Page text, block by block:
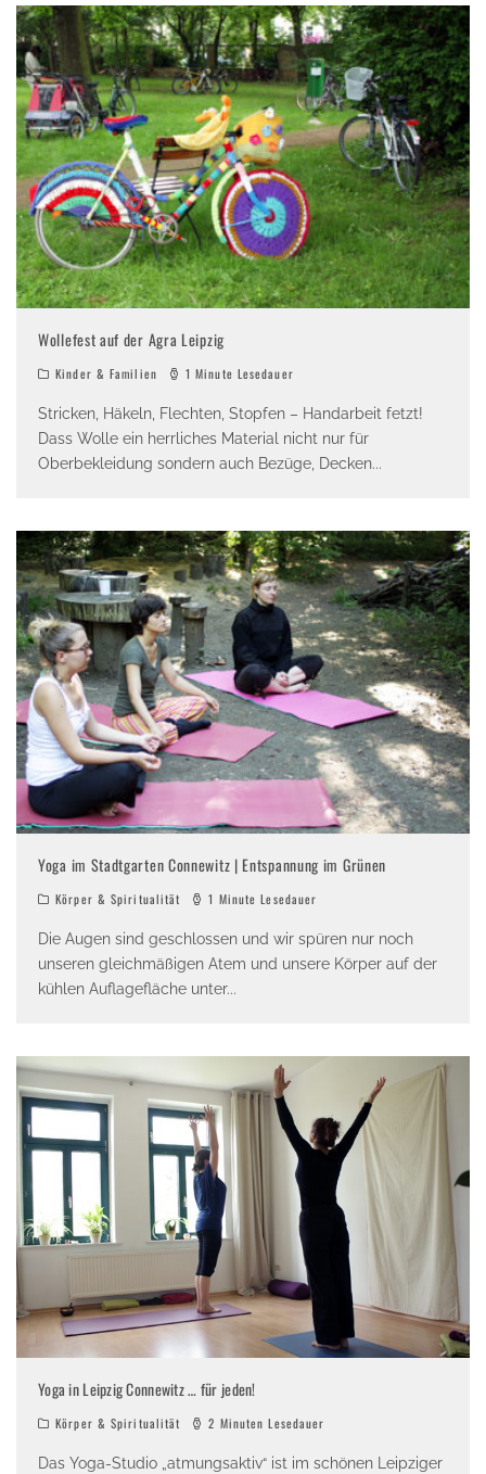
Wollefest auf der Agra Leipzig
Kinder & Familien 1 Minute Lesedauer
Stricken, Häkeln, Flechten, Stopfen – Handarbeit fetzt!
Dass Wolle ein herrliches Material nicht nur für
Oberbekleidung sondern auch Bezüge, Decken...
Yoga im Stadtgarten Connewitz | Entspannung im Grünen
Körper & Spiritualität 1 Minute Lesedauer
Die Augen sind geschlossen und wir spüren nur noch
unseren gleichmäßigen Atem und unsere Körper auf der
kühlen Auflagefläche unter...
Yoga in Leipzig Connewitz … für jeden!
Körper & Spiritualität 2 Minuten Lesedauer
Das Yoga-Studio „atmungsaktiv“ ist im schönen Leipziger